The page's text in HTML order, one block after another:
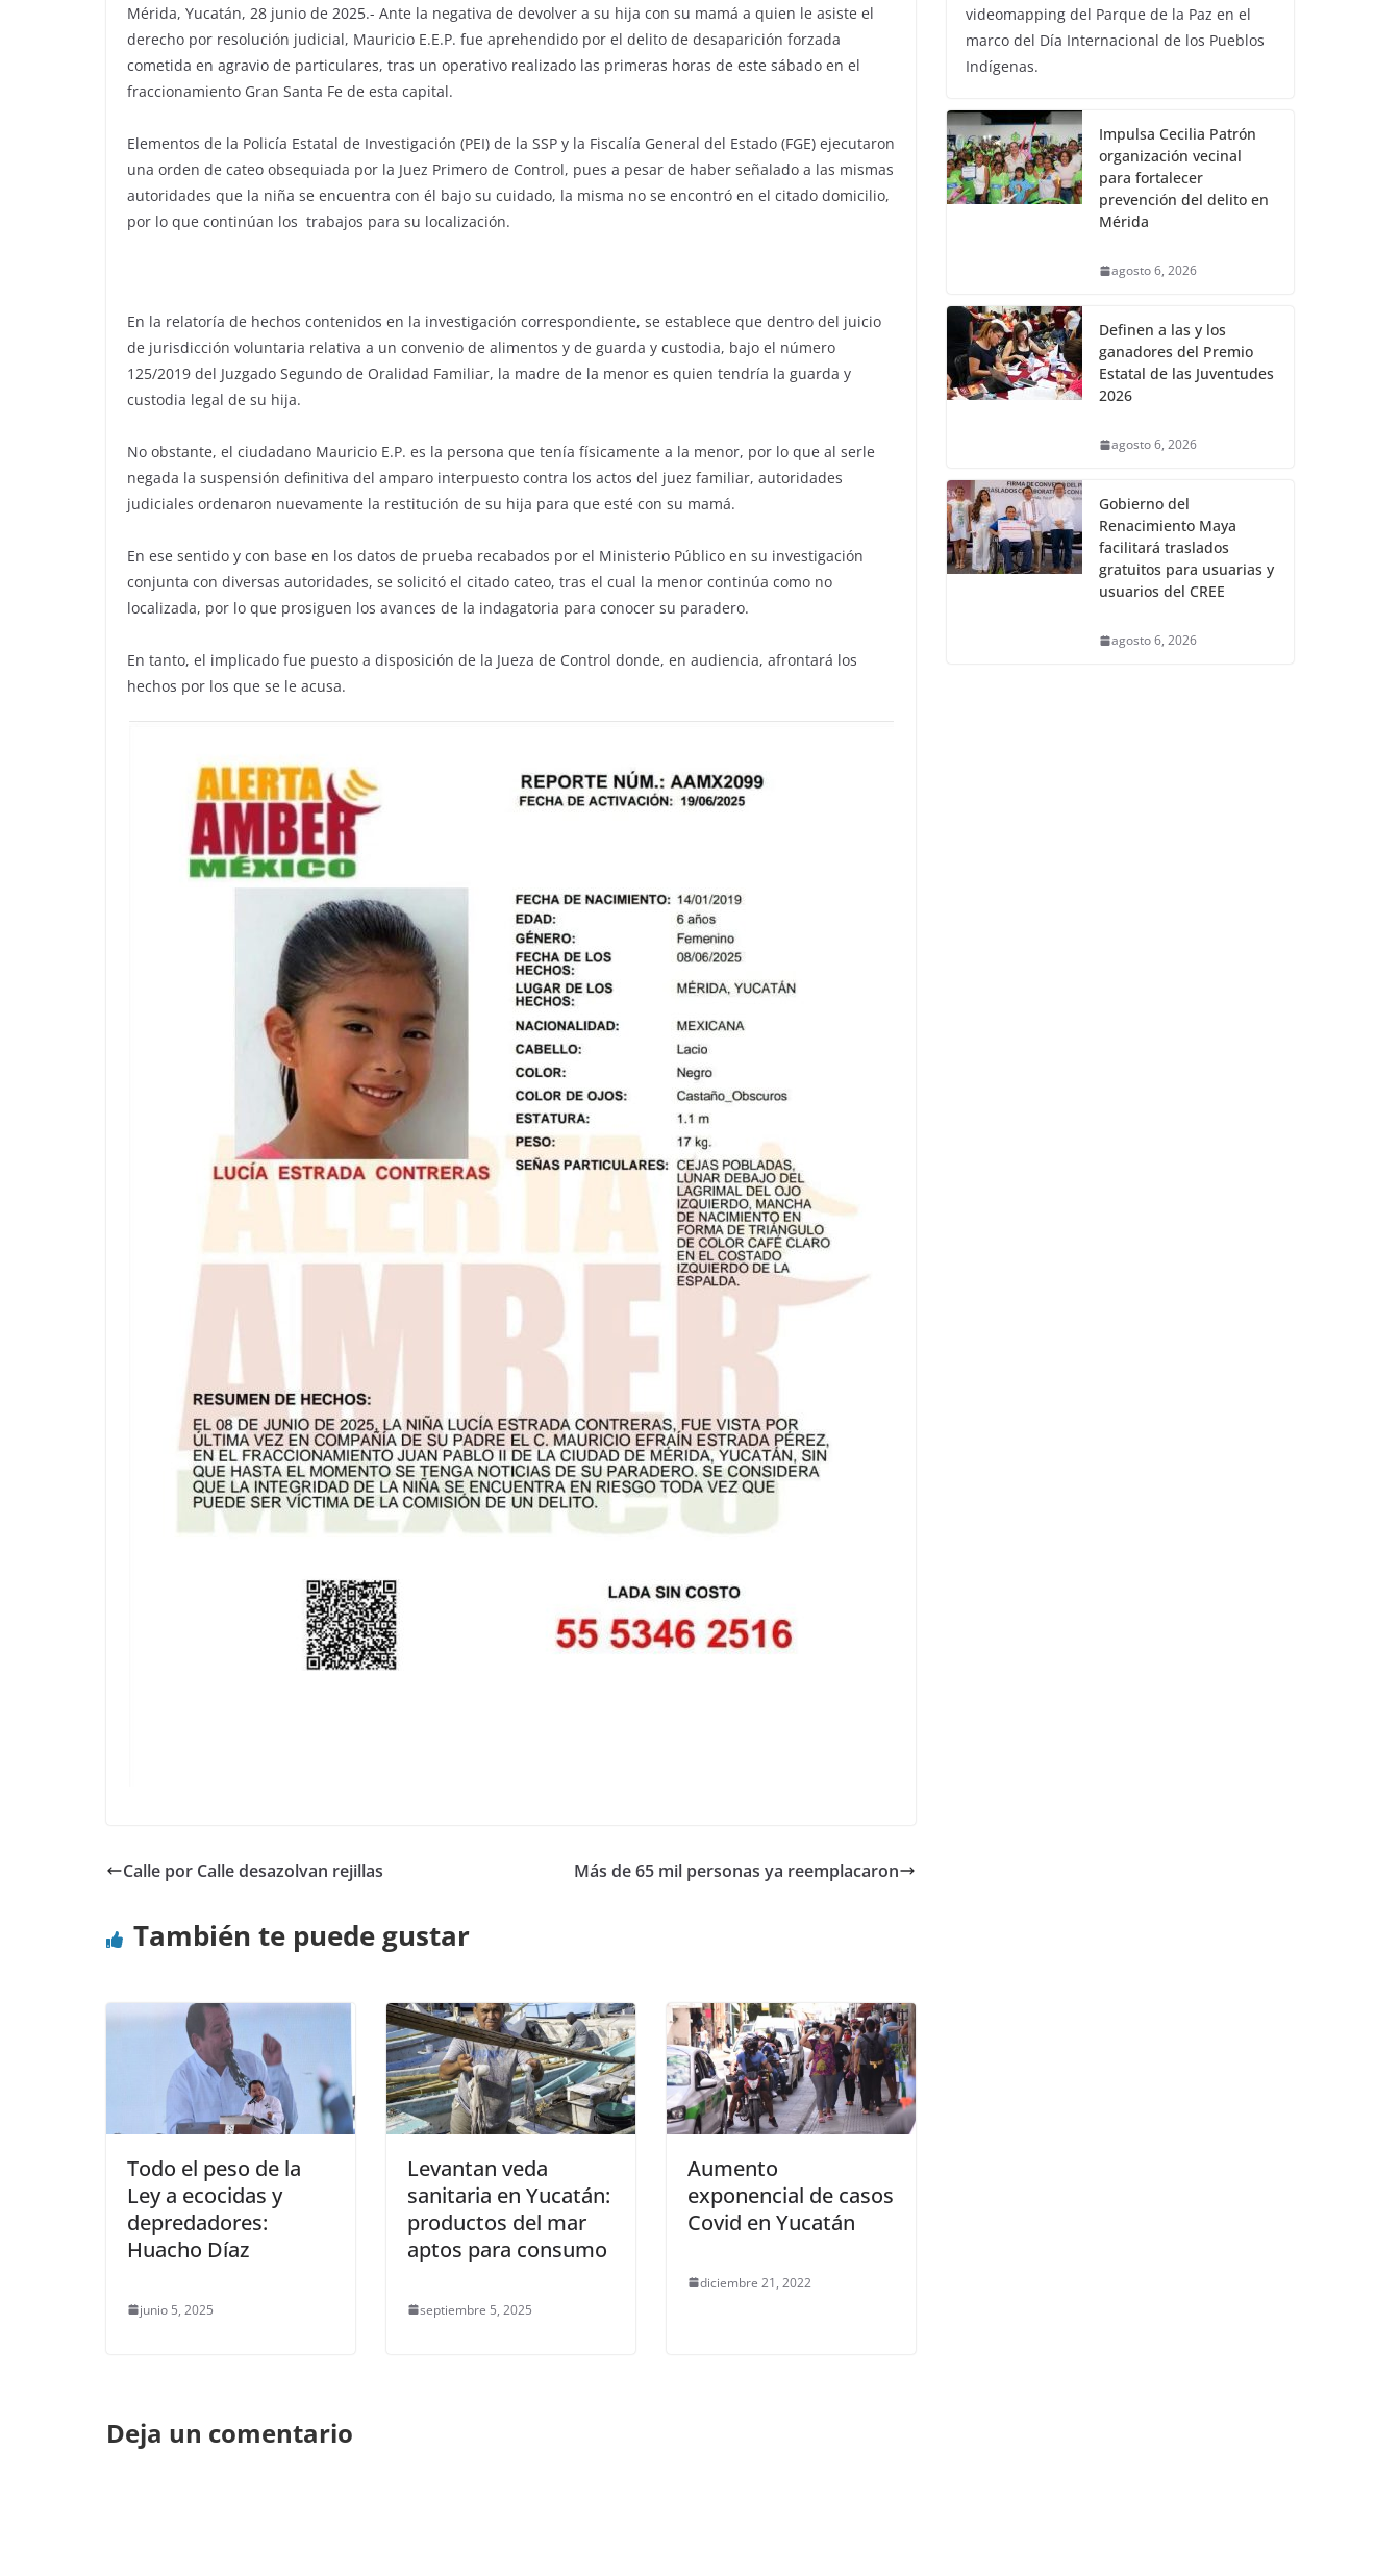
Mérida, Yucatán, 28 junio de 2025.- Ante la negativa de devolver a su hija con su mamá a quien le asiste el
derecho por resolución judicial, Mauricio E.E.P. fue aprehendido por el delito de desaparición forzada
cometida en agravio de particulares, tras un operativo realizado las primeras horas de este sábado en el
fraccionamiento Gran Santa Fe de esta capital.
Elementos de la Policía Estatal de Investigación (PEI) de la SSP y la Fiscalía General del Estado (FGE) ejecutaron
una orden de cateo obsequiada por la Juez Primero de Control, pues a pesar de haber señalado a las mismas
autoridades que la niña se encuentra con él bajo su cuidado, la misma no se encontró en el citado domicilio,
por lo que continúan los trabajos para su localización.
En la relatoría de hechos contenidos en la investigación correspondiente, se establece que dentro del juicio
de jurisdicción voluntaria relativa a un convenio de alimentos y de guarda y custodia, bajo el número
125/2019 del Juzgado Segundo de Oralidad Familiar, la madre de la menor es quien tendría la guarda y
custodia legal de su hija.
No obstante, el ciudadano Mauricio E.P. es la persona que tenía físicamente a la menor, por lo que al serle
negada la suspensión definitiva del amparo interpuesto contra los actos del juez familiar, autoridades
judiciales ordenaron nuevamente la restitución de su hija para que esté con su mamá.
En ese sentido y con base en los datos de prueba recabados por el Ministerio Público en su investigación
conjunta con diversas autoridades, se solicitó el citado cateo, tras el cual la menor continúa como no
localizada, por lo que prosiguen los avances de la indagatoria para conocer su paradero.
En tanto, el implicado fue puesto a disposición de la Jueza de Control donde, en audiencia, afrontará los
hechos por los que se le acusa.
Calle por Calle desazolvan rejillas Más de 65 mil personas ya reemplacaron
También te puede gustar
Todo el peso de la
Ley a ecocidas y
depredadores:
Huacho Díaz
junio 5, 2025
Levantan veda
sanitaria en Yucatán:
productos del mar
aptos para consumo
septiembre 5, 2025
Aumento
exponencial de casos
Covid en Yucatán
diciembre 21, 2022
Deja un comentario
videomapping del Parque de la Paz en el
marco del Día Internacional de los Pueblos
Indígenas.
Impulsa Cecilia Patrón
organización vecinal
para fortalecer
prevención del delito en
Mérida
agosto 6, 2026
Definen a las y los
ganadores del Premio
Estatal de las Juventudes
2026
agosto 6, 2026
Gobierno del
Renacimiento Maya
facilitará traslados
gratuitos para usuarias y
usuarios del CREE
agosto 6, 2026